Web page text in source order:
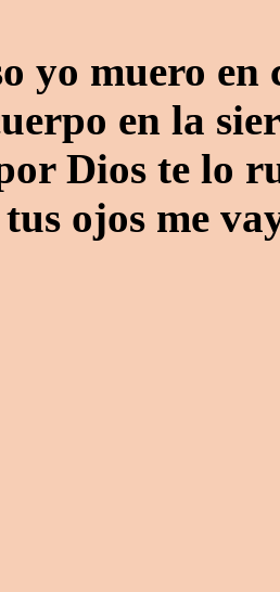
yo muero en
en la
Dios te lo
ojos me